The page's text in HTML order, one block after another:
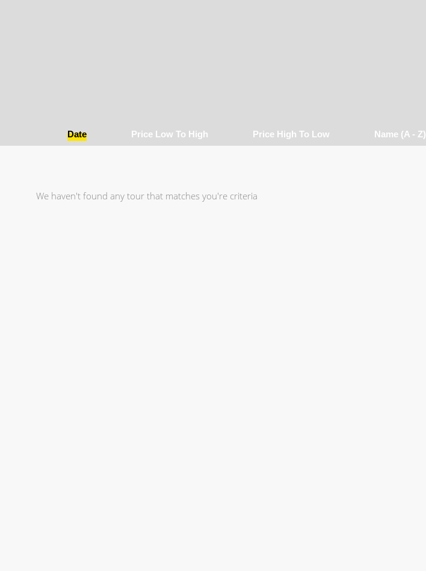
Date Price Low To High Price High To Low Name (a - Z)
We haven't found any tour that matches you're criteria